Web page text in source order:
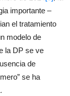
importante –
el tratamiento
modelo de
la DP se ve
de
se ha